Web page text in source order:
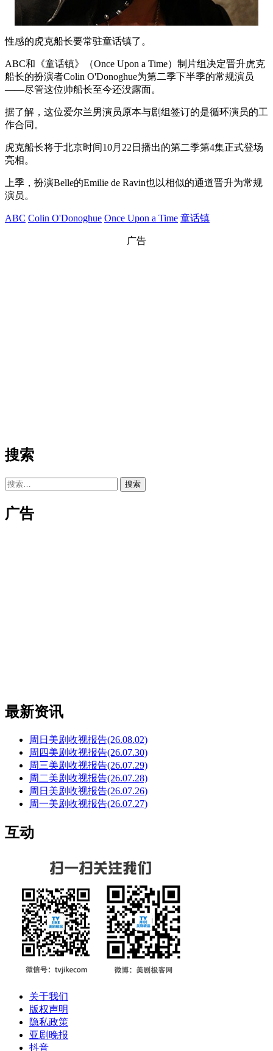
性感的虎克船长要常驻童话镇了。
ABC和《童话镇》（Once Upon a Time）制片组决定晋升虎克
船长的扮演者Colin O'Donoghue为第二季下半季的常规演员
——尽管这位帅船长至今还没露面。
据了解，这位爱尔兰男演员原本与剧组签订的是循环演员的工
作合同。
虎克船长将于北京时间10月22日播出的第二季第4集正式登场
亮相。
上季，扮演Belle的Emilie de Ravin也以相似的通道晋升为常规
演员。
ABC Colin O'Donoghue Once Upon a Time 童话镇
广告
搜索
搜
广告
最新资讯
周日美剧收视报告(26.08.02)
周四美剧收视报告(26.07.30)
周三美剧收视报告(26.07.29)
周二美剧收视报告(26.07.28)
周日美剧收视报告(26.07.26)
周一美剧收视报告(26.07.27)
互动
关于我们
版权声明
隐私政策
亚剧晚报
抖音